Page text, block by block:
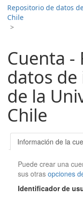
Repositorio de datos
Chile
>
Cuenta -
datos
de la
Chile
Información de la
Puede crear una
sus otrasopciones
Identificador de